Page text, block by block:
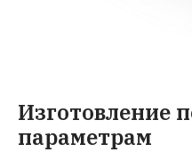
Изготовление
параметрам